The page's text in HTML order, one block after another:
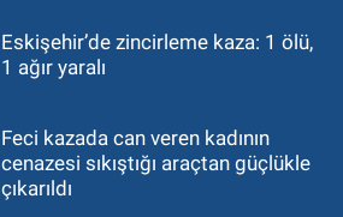
Eskişehir’de zincirleme kaza: 1 ölü,
1 ağır yaralı
Feci kazada can veren kadının
cenazesi sıkıştığı araçtan güçlükle
çıkarıldı